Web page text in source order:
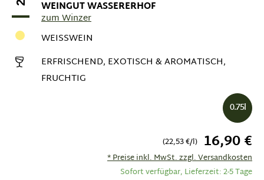
WEINGUT WASSERERHOF
zum Winzer
WEISSWEIN
ERFRISCHEND, EXOTISCH & AROMATISCH,
FRUCHTIG
16,90 €
(22,53 €/l)
* Preise inkl. MwSt. zzgl. Versandkosten
Sofort verfügbar, Lieferzeit: 2-5 Tage
0.75l